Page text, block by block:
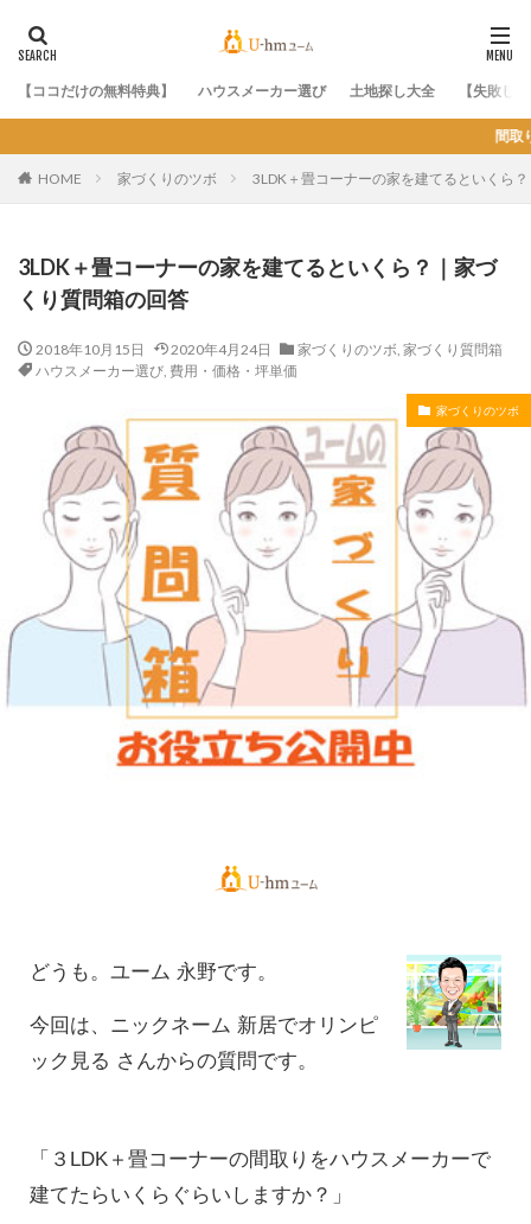
【ココだけの無料特典】 ハウスメーカー選び 土地探し大全 【失敗し
間取りに悩んだら コチラ 最高の間
HOME 家づくりのツボ 3LDK＋畳コーナーの家を建てるといくら
3LDK＋畳コーナーの家を建てるといくら？｜家づ
くり質問箱の回答
2018年10月15日 2020年4月24日 家づくりのツボ, 家づくり質問箱
ハウスメーカー選び, 費用・価格・坪単価
家づくりのツボ
どうも。ユーム 永野です。
今回は、ニックネーム 新居でオリンピ
ック見る さんからの質問です。
「３LDK＋畳コーナーの間取りをハウスメーカーで
建てたらいくらぐらいしますか ？」